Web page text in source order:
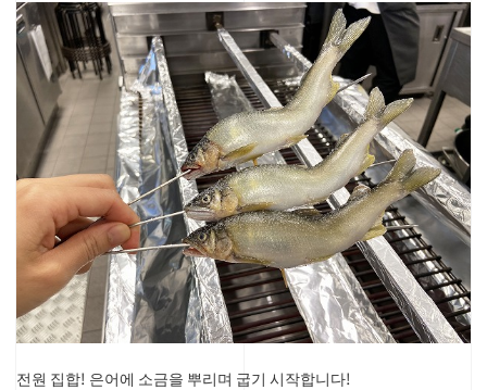
전원 집합! 은어에 소금을 뿌리며 굽기 시작합니다!